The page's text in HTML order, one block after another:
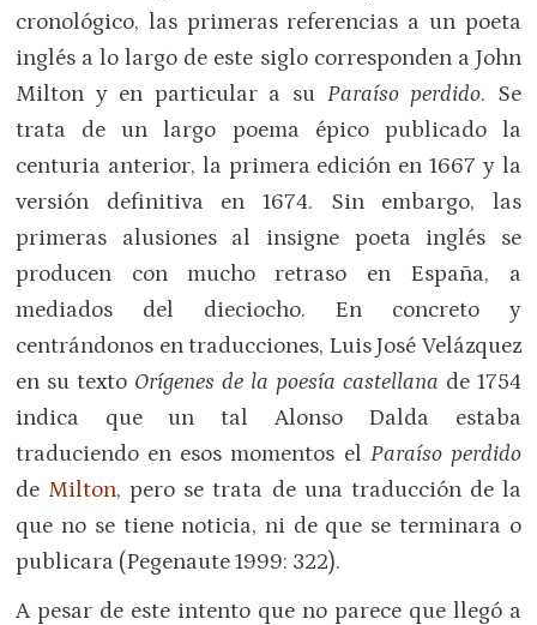
cronológico, las primeras referencias a un poeta
inglés a lo largo de este siglo corresponden a John
Milton y en particular a su Paraíso perdido. Se
trata de un largo poema épico publicado la
centuria anterior, la primera edición en 1667 y la
versión definitiva en 1674. Sin embargo, las
primeras alusiones al insigne poeta inglés se
producen con mucho retraso en España, a
mediados del dieciocho. En concreto y
centrándonos en traducciones, Luis José Velázquez
en su texto Orígenes de la poesía castellana de 1754
indica que un tal Alonso Dalda estaba
traduciendo en esos momentos el Paraíso perdido
de Milton, pero se trata de una traducción de la
que no se tiene noticia, ni de que se terminara o
publicara (Pegenaute 1999: 322).
A pesar de este intento que no parece que llegó a